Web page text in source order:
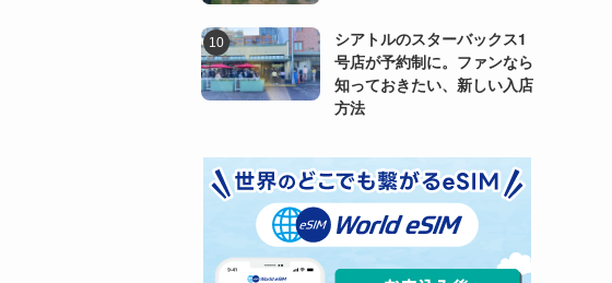
シアトルのスターバックス1
号店が予約制に。ファンなら
知っておきたい、新しい入店
方法